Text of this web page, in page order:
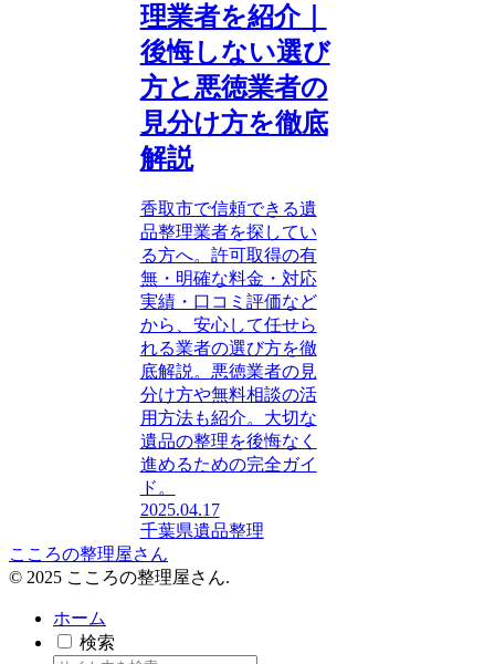
理業者を紹介｜
後悔しない選び
方と悪徳業者の
見分け方を徹底
解説
香取市で信頼できる遺
品整理業者を探してい
る方へ。許可取得の有
無・明確な料金・対応
実績・口コミ評価など
から、安心して任せら
れる業者の選び方を徹
底解説。悪徳業者の見
分け方や無料相談の活
用方法も紹介。大切な
遺品の整理を後悔なく
進めるための完全ガイ
ド。
2025.04.17
千葉県遺品整理
こころの整理屋さん
© 2025 こころの整理屋さん.
ホーム
検索